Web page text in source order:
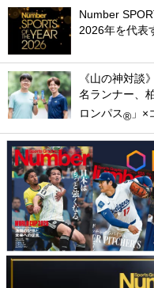
Number
2026年を代表
《山の神対談
名ランナー、
ロンパス® 」×